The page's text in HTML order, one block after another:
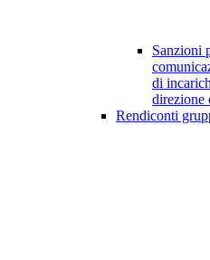
Sanzioni
di
direzione
Rendiconti